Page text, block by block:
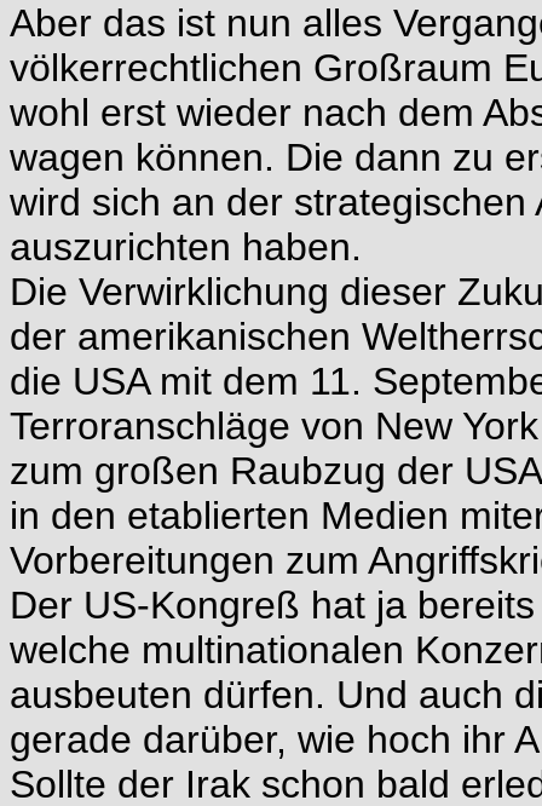
Aber das ist nun alles
völkerrechtlichen Großraum
wohl erst wieder nach dem
wagen können. Die dann zu
wird sich an der
auszurichten haben.
Die Verwirklichung dieser
der amerikanischen
die USA mit dem 11.
Terroranschläge von New
zum großen Raubzug der
in den etablierten Medien
Vorbereitungen zum
Der US-Kongreß hat ja
welche multinationalen
ausbeuten dürfen. Und auch
gerade darüber, wie hoch ihr
Sollte der Irak schon bald